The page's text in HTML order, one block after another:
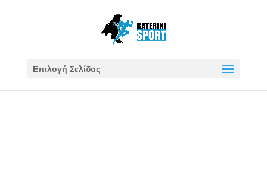
Επιλογή Σελίδας